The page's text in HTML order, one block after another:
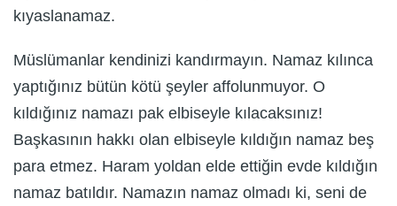
kıyaslanamaz.
Müslümanlar kendinizi kandırmayın. Namaz kılınca
yaptığınız bütün kötü şeyler affolunmuyor. O
kıldığınız namazı pak elbiseyle kılacaksınız!
Başkasının hakkı olan elbiseyle kıldığın namaz beş
para etmez. Haram yoldan elde ettiğin evde kıldığın
namaz batıldır. Namazın namaz olmadı ki, seni de